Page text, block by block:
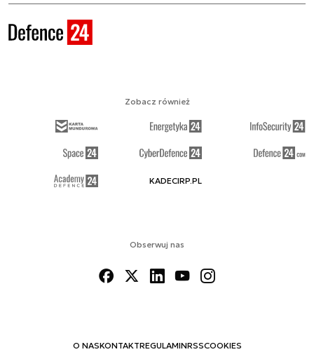
Obserwuj nas
O NASKONTAKTREGULAMINRSSCOOKIES
Zobacz również
KADECIRP.PL